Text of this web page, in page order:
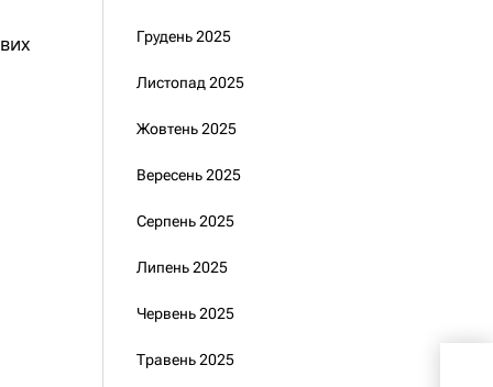
Грудень 2025
Листопад 2025
Жовтень 2025
Вересень 2025
Серпень 2025
Липень 2025
Червень 2025
Травень 2025